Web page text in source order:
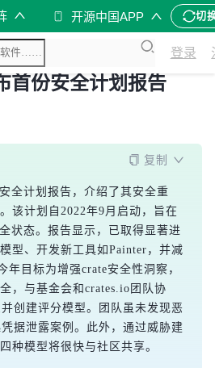
开源中国APP 切
登录
首份安全计划报告
复制
全计划报告，介绍了其安全重
该计划自2022年9月启动，旨在
状态。报告显示，已取得显著进
型、开发新工具如Painter，并减
年目标为增强crate安全性洞察，
，与基金会和crates.io团队协
创建评分模型。团队虽未发现恶
据泄露案例。此外，通过威胁建
种模型将很快与社区共享。